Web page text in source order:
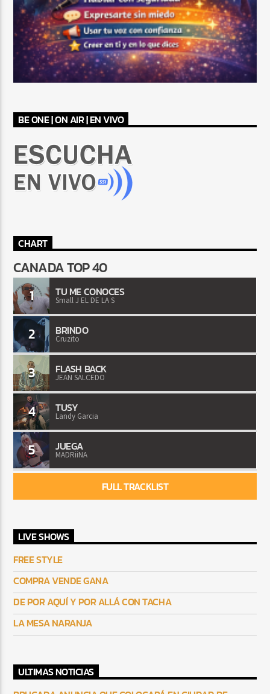
BE ONE | ON AIR | EN VIVO
CHART
CANADA TOP 40
1 TU ME CONOCES
Small J EL DE LA S
2 BRINDO
Cruzito
3 FLASH BACK
JEAN SALCEDO
4 TUSY
Landy Garcia
5 JUEGA
MADRiiNA
FULL TRACKLIST
LIVE SHOWS
FREE STYLE
COMPRA VENDE GANA
DE POR AQUÍ Y POR ALLÁ CON TACHA
LA MESA NARANJA
ULTIMAS NOTICIAS